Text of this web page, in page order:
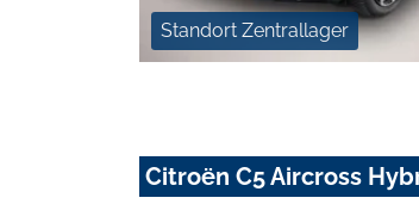
Standort Zentrallager
Citroën C5 Aircross